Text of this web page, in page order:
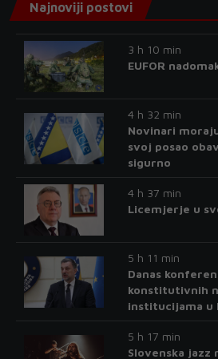
Najnoviji postovi
3 h 10 min
EUFOR
4 h 32 min
Novinari
svoj posao
sigurno
4 h 37 min
Licemjerje u
5 h 11 min
Danas
konstitutivnih
institucijama u
5 h 17 min
Slovenska jazz